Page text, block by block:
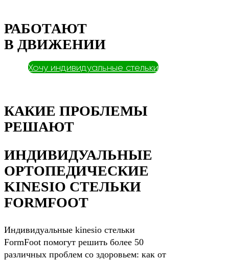
РАБОТАЮТ
В ДВИЖЕНИИ
Хочу индивидуальные стельки
КАКИЕ ПРОБЛЕМЫ
РЕШАЮТ
ИНДИВИДУАЛЬНЫЕ
ОРТОПЕДИЧЕСКИЕ
KINESIO СТЕЛЬКИ
FORMFOOT
Индивидуальные kinesio стельки
FormFoot помогут решить более 50
различных проблем со здоровьем: как от